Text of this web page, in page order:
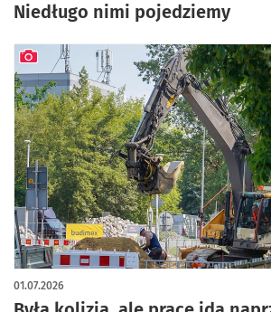
Niedługo nimi pojedziemy
01.07.2026
artykuł z galerią zdjęć